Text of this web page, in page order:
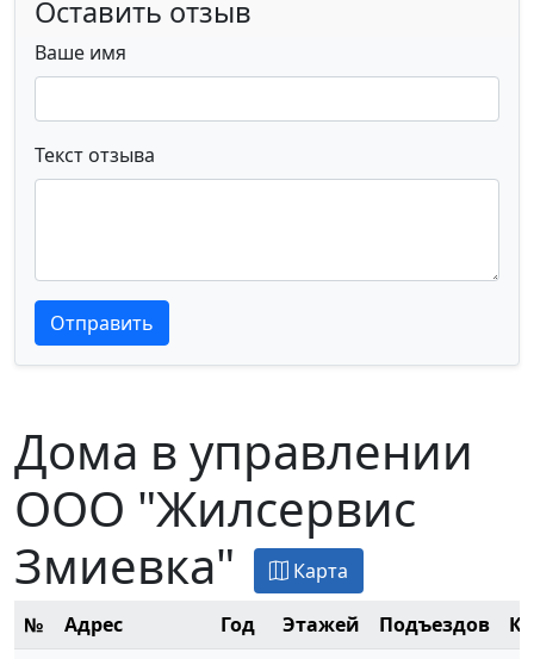
Оставить отзыв
Ваше имя
Текст отзыва
Текст отзыва
Текст отзыва
Отправить
Дома в управлении
ООО "Жилсервис
Змиевка"
Карта
№ Адрес Год Этажей Подъездов